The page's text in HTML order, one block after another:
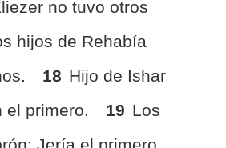
no tuvo otros
hijos de Rehabía
18 Hijo de Ishar
el primero.
19 Los